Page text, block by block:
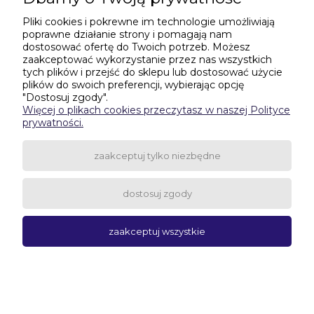
Informacje o sklepie
Potrzebujesz pomocy w zakupach?
506-435-635|531-601-299
pokaż pełną wersję strony
Pliki cookies i pokrewne im technologie umożliwiają
poprawne działanie strony i pomagają nam
dostosować ofertę do Twoich potrzeb. Możesz
zaakceptować wykorzystanie przez nas wszystkich
tych plików i przejść do sklepu lub dostosować użycie
plików do swoich preferencji, wybierając opcję
"Dostosuj zgody".
Więcej o plikach cookies przeczytasz w naszej Polityce
prywatności.
zaakceptuj tylko niezbędne
dostosuj zgody
zaakceptuj wszystkie